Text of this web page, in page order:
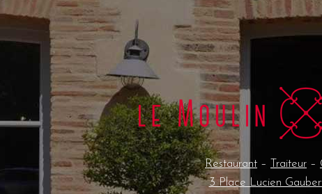
Restaurant – Traiteur –
3 Place Lucien